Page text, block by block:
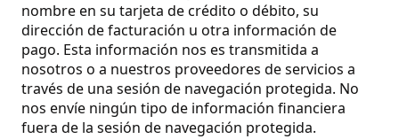
nombre en su tarjeta de crédito o débito, su
dirección de facturación u otra información de
pago. Esta información nos es transmitida a
nosotros o a nuestros proveedores de servicios a
través de una sesión de navegación protegida. No
nos envíe ningún tipo de información financiera
fuera de la sesión de navegación protegida.